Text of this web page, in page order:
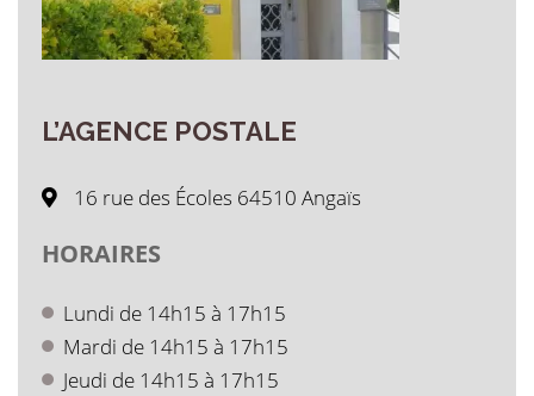
L’AGENCE POSTALE
16 rue des Écoles 64510 Angaïs
HORAIRES
Lundi de 14h15 à 17h15
Mardi de 14h15 à 17h15
Jeudi de 14h15 à 17h15